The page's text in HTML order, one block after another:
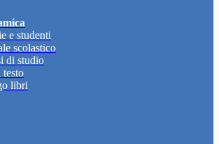
e studenti
scolastico
di studio
libri